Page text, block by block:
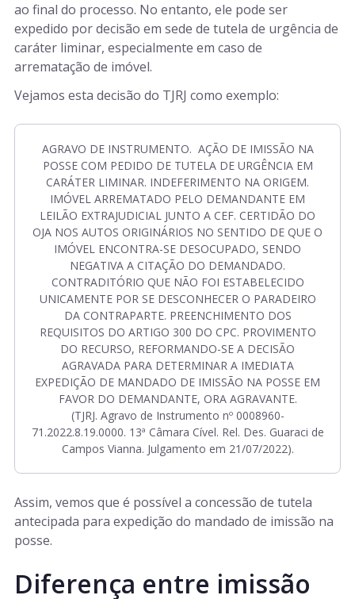
ao final do processo. No entanto, ele pode ser
expedido por decisão em sede de tutela de urgência de
caráter liminar, especialmente em caso de
arrematação de imóvel.
Vejamos esta decisão do TJRJ como exemplo:
AGRAVO DE INSTRUMENTO. AÇÃO DE IMISSÃO NA
POSSE COM PEDIDO DE TUTELA DE URGÊNCIA EM
CARÁTER LIMINAR. INDEFERIMENTO NA ORIGEM.
IMÓVEL ARREMATADO PELO DEMANDANTE EM
LEILÃO EXTRAJUDICIAL JUNTO A CEF. CERTIDÃO DO
OJA NOS AUTOS ORIGINÁRIOS NO SENTIDO DE QUE O
IMÓVEL ENCONTRA-SE DESOCUPADO, SENDO
NEGATIVA A CITAÇÃO DO DEMANDADO.
CONTRADITÓRIO QUE NÃO FOI ESTABELECIDO
UNICAMENTE POR SE DESCONHECER O PARADEIRO
DA CONTRAPARTE. PREENCHIMENTO DOS
REQUISITOS DO ARTIGO 300 DO CPC. PROVIMENTO
DO RECURSO, REFORMANDO-SE A DECISÃO
AGRAVADA PARA DETERMINAR A IMEDIATA
EXPEDIÇÃO DE MANDADO DE IMISSÃO NA POSSE EM
FAVOR DO DEMANDANTE, ORA AGRAVANTE.
(TJRJ. Agravo de Instrumento nº 0008960-
71.2022.8.19.0000. 13ª Câmara Cível. Rel. Des. Guaraci de
Campos Vianna. Julgamento em 21/07/2022).
Assim, vemos que é possível a concessão de tutela
antecipada para expedição do mandado de imissão na
posse.
Diferença entre imissão